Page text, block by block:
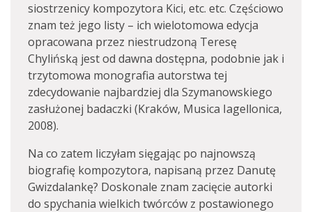
siostrzenicy kompozytora Kici, etc. etc. Częściowo
znam też jego listy – ich wielotomowa edycja
opracowana przez niestrudzoną Teresę
Chylińską jest od dawna dostępna, podobnie jak i
trzytomowa monografia autorstwa tej
zdecydowanie najbardziej dla Szymanowskiego
zasłużonej badaczki (Kraków, Musica Iagellonica,
2008).
Na co zatem liczyłam sięgając po najnowszą
biografię kompozytora, napisaną przez Danutę
Gwizdalankę? Doskonale znam zacięcie autorki
do spychania wielkich twórców z postawionego